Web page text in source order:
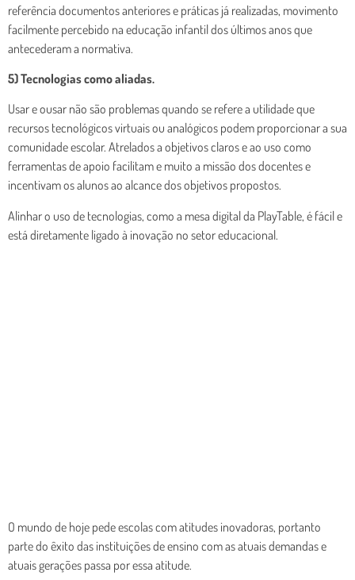
referência documentos anteriores e práticas já realizadas, movimento
facilmente percebido na educação infantil dos últimos anos que
antecederam a normativa.
5) Tecnologias como aliadas.
Usar e ousar não são problemas quando se refere a utilidade que
recursos tecnológicos virtuais ou analógicos podem proporcionar a sua
comunidade escolar. Atrelados a objetivos claros e ao uso como
ferramentas de apoio facilitam e muito a missão dos docentes e
incentivam os alunos ao alcance dos objetivos propostos.
Alinhar o uso de tecnologias, como a mesa digital da PlayTable, é fácil e
está diretamente ligado à inovação no setor educacional.
O mundo de hoje pede escolas com atitudes inovadoras, portanto
parte do êxito das instituições de ensino com as atuais demandas e
atuais gerações passa por essa atitude.